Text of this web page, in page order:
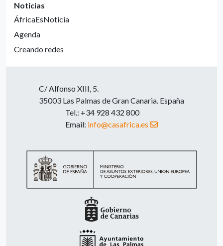
Noticias
ÁfricaEsNoticia
Agenda
Creando redes
C/ Alfonso XIII, 5.
35003 Las Palmas de Gran Canaria. España
Tel.: +34 928 432 800
Email: info@casafrica.es